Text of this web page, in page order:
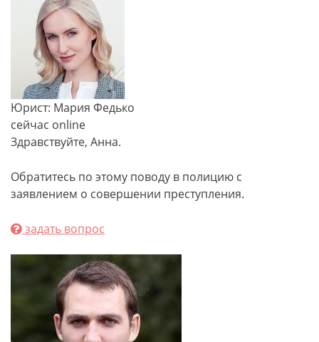
Юрист: Мария Федько
сейчас online
Здравствуйте, Анна.
Обратитесь по этому поводу в полицию с
заявлением о совершении преступления.
задать вопрос